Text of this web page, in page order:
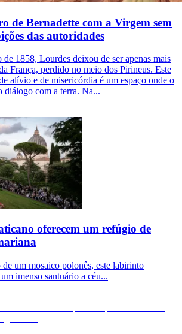
de Bernadette com a Virgem sem
das autoridades
de 1858, Lourdes deixou de ser apenas mais
França, perdido no meio dos Pirineus. Este
alívio e de misericórdia é um espaço onde o
diálogo com a terra. Na...
oferecem um refúgio de
um mosaico polonês, este labirinto
imenso santuário a céu...